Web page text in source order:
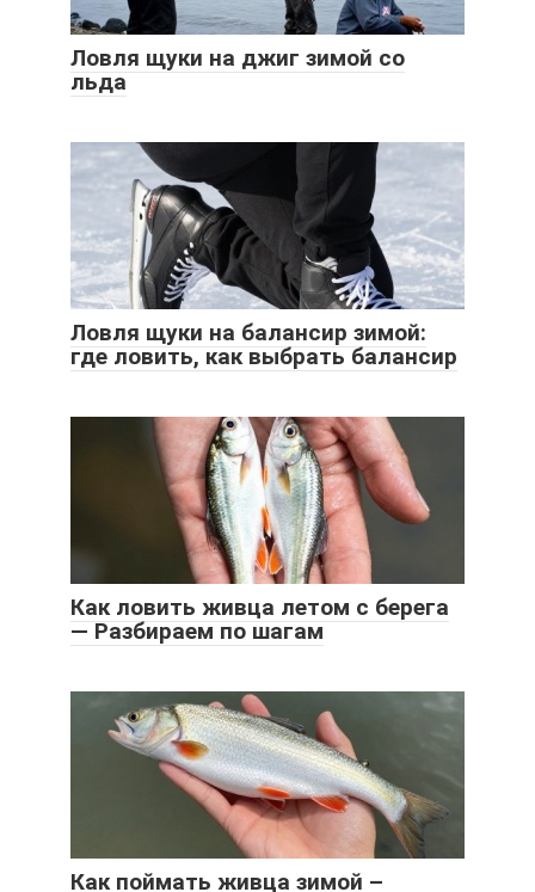
Ловля щуки на джиг зимой со
льда
Ловля щуки на балансир зимой:
где ловить, как выбрать балансир
Как ловить живца летом с берега
— Разбираем по шагам
Как поймать живца зимой –